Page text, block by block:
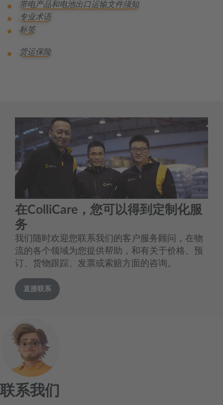
带电产品和电池出口运输文件须知
专业术语
标签
货运保险
在ColliCare，您可以得到定制化服
务
我们随时欢迎您联系我们的客户服务顾问，在物
流的各个领域为您提供帮助，和有关于价格、预
订、货物跟踪、发票或索赔方面的咨询。
直接联系
联系我们